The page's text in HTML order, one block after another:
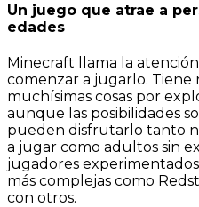
Un juego que atrae a
edades
Minecraft llama la
comenzar a jugarlo. Tiene
muchísimas cosas por
aunque las posibilidades
pueden disfrutarlo tanto
a jugar como adultos sin
jugadores
más complejas como
con otros.